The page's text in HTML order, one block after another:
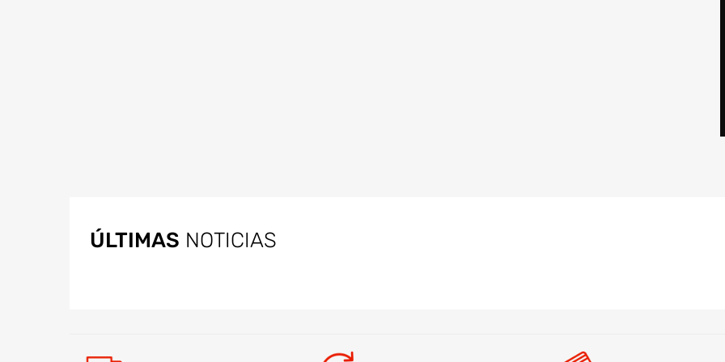
ÚLTIMAS NOTICIAS